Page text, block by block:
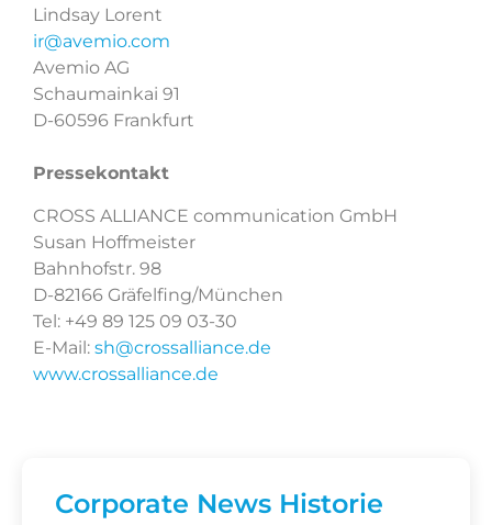
Lindsay Lorent
ir@avemio.com
Avemio AG
Schaumainkai 91
D-60596 Frankfurt
Pressekontakt
CROSS ALLIANCE communication GmbH
Susan Hoffmeister
Bahnhofstr. 98
D-82166 Gräfelfing/München
Tel: +49 89 125 09 03-30
E-Mail: sh@crossalliance.de
www.crossalliance.de
Corporate News Historie